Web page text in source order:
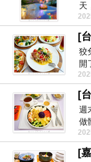
天
海
狡
開
生
週
做
吃